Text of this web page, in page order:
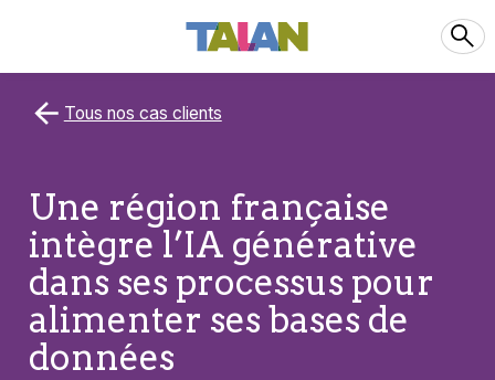
Tous nos cas clients
Une région française
intègre l’IA générative
dans ses processus pour
alimenter ses bases de
données